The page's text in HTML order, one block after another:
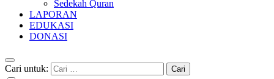
Sedekah Quran
LAPORAN
EDUKASI
DONASI
Cari untuk: